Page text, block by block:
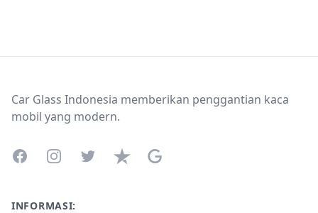
Car Glass Indonesia memberikan penggantian kaca
mobil yang modern.
FacebookInstagramTwitterTrustpilotGoogle Business Profile
INFORMASI: